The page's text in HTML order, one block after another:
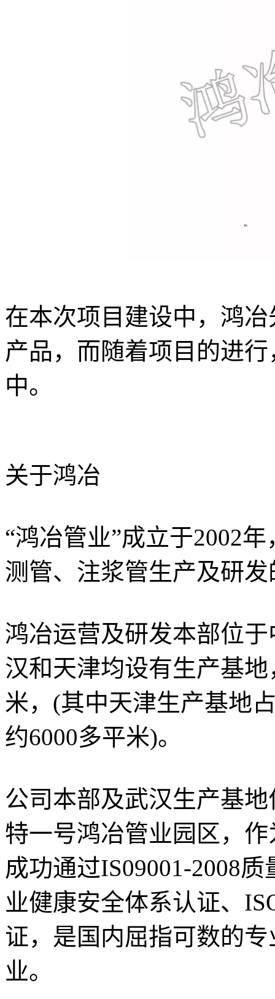
在本次项目建设中，鸿
产品，而随着项目的进
中。
关于鸿冶
“鸿冶管业”成立于2002
测管、注浆管生产及研
鸿冶运营及研发本部位
汉和天津均设有生产基
米，(其中天津生产基地
约6000多平米)。
公司本部及武汉生产基
特一号鸿冶管业园区，
成功通过IS09001-2008
业健康安全体系认证、
证，是国内屈指可数的
业。